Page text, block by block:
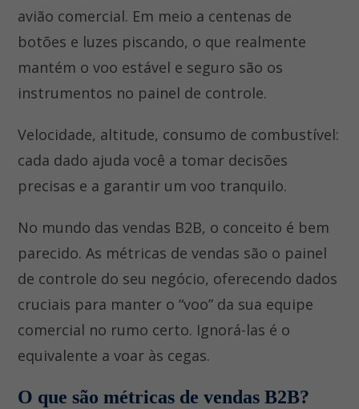
avião comercial. Em meio a centenas de
botões e luzes piscando, o que realmente
mantém o voo estável e seguro são os
instrumentos no painel de controle.
Velocidade, altitude, consumo de combustível:
cada dado ajuda você a tomar decisões
precisas e a garantir um voo tranquilo.
No mundo das vendas B2B, o conceito é bem
parecido. As métricas de vendas são o painel
de controle do seu negócio, oferecendo dados
cruciais para manter o “voo” da sua equipe
comercial no rumo certo. Ignorá-las é o
equivalente a voar às cegas.
O que são métricas de vendas B2B?